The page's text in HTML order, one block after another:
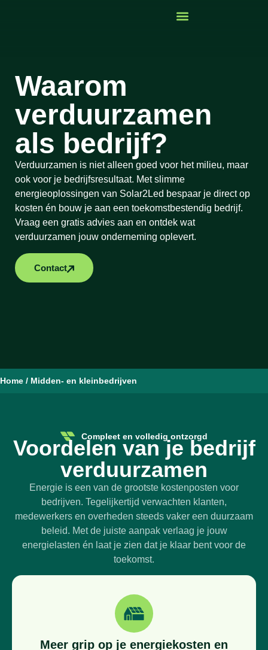
Waarom
verduurzamen
als bedrijf?
Verduurzamen is niet alleen goed voor het milieu, maar
ook voor je bedrijfsresultaat. Met slimme
energieoplossingen van Solar2Led bespaar je direct op
kosten én bouw je aan een toekomstbestendig bedrijf.
Vraag een gratis advies aan en ontdek wat
verduurzamen jouw onderneming oplevert.
Contact
Home / Midden- en kleinbedrijven
Compleet en volledig ontzorgd
Voordelen van je bedrijf
verduurzamen
Energie is een van de grootste kostenposten voor
bedrijven. Tegelijkertijd verwachten klanten,
medewerkers en overheden steeds vaker een duurzaam
beleid. Met de juiste aanpak verlaag je jouw
energielasten én laat je zien dat je klaar bent voor de
toekomst.
Meer grip op je energiekosten en